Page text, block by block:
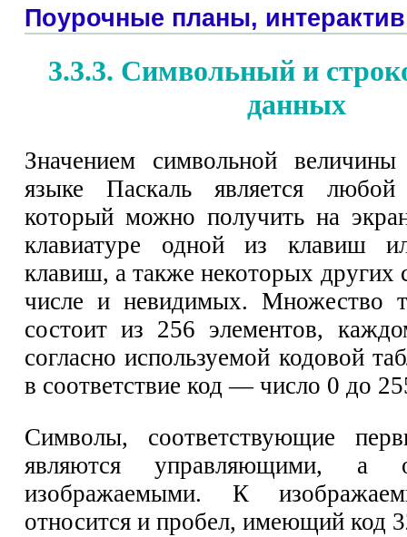
Поурочные планы, интерактив
3.3.3. Символьный и
данных
Значением символьной
языке Паскаль является
который можно получить на
клавиатуре одной из клавиш
клавиш, а также некоторых других
числе и невидимых. Множество
состоит из 256 элементов,
согласно используемой кодовой
в соответствие код — число 0 до
Символы, соответствующие
являются управляющими, а
изображаемыми. К
относится и пробел, имеющий код